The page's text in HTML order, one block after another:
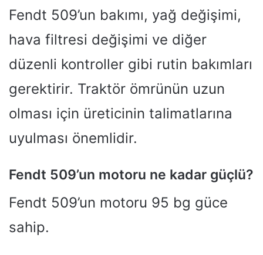
Fendt 509’un bakımı, yağ değişimi,
hava filtresi değişimi ve diğer
düzenli kontroller gibi rutin bakımları
gerektirir. Traktör ömrünün uzun
olması için üreticinin talimatlarına
uyulması önemlidir.
Fendt 509’un motoru ne kadar güçlü?
Fendt 509’un motoru 95 bg güce
sahip.